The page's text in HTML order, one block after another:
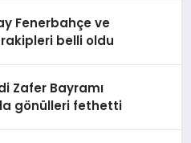
Fenerbahçe ve
rakipleri belli oldu
Zafer Bayramı
gönülleri fethetti